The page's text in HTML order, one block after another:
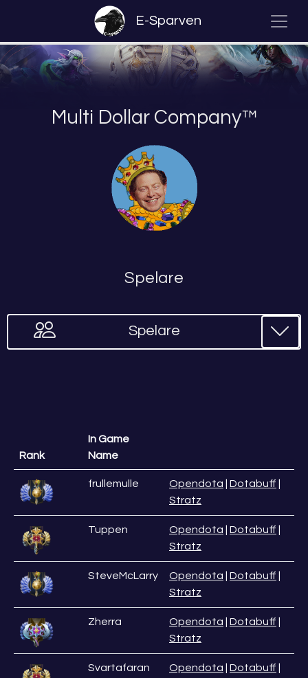
E-Sparven
Multi Dollar Company™
Spelare
Spelare
Rank
In Game
Name
frullemulle Opendota Dotabuff
Stratz
Tuppen Opendota Dotabuff
Stratz
SteveMcLarry Opendota Dotabuff
Stratz
Zherra Opendota Dotabuff
Stratz
Svartafaran Opendota Dotabuff